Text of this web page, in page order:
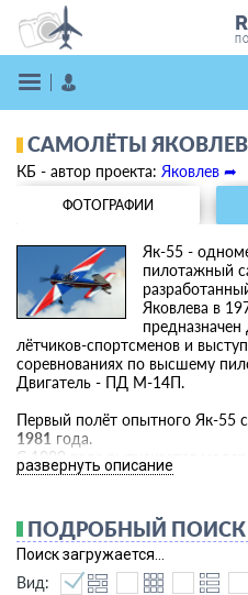
Поиск
Поиск в
САМОЛЁТЫ
КБ - автор проекта: Яковлев ➦
ФОТОГРАФИИ
Як-55 -
пилотажный
Яковлева в
лётчиков-спортсменов и
соревнованиях по высшему
Двигатель - ПД М-14П.
Первый полёт опытного Як-55
1981 года.
С 1989 года выпускается
Як-55Мс уменьшенной
В 2000-2009 годах выпускался
СП-55М, всего около 20 шт.
развернуть описание
ПОДРОБНЫЙ ПОИСК
Поиск загружается...
Вид: